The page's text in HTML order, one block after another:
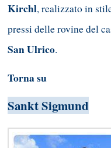
Kirchl, realizzato in
pressi delle rovine del
San Ulrico.
Torna su
Sankt Sigmund